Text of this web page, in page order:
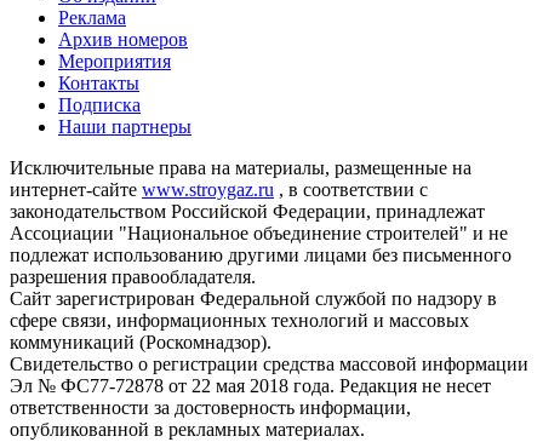
Реклама
Архив номеров
Мероприятия
Контакты
Подписка
Наши партнеры
Исключительные права на материалы, размещенные на
интернет-сайте www.stroygaz.ru , в соответствии с
законодательством Российской Федерации, принадлежат
Ассоциации "Национальное объединение строителей" и не
подлежат использованию другими лицами без письменного
разрешения правообладателя.
Сайт зарегистрирован Федеральной службой по надзору в
сфере связи, информационных технологий и массовых
коммуникаций (Роскомнадзор).
Свидетельство о регистрации средства массовой информации
Эл № ФС77-72878 от 22 мая 2018 года. Редакция не несет
ответственности за достоверность информации,
опубликованной в рекламных материалах.